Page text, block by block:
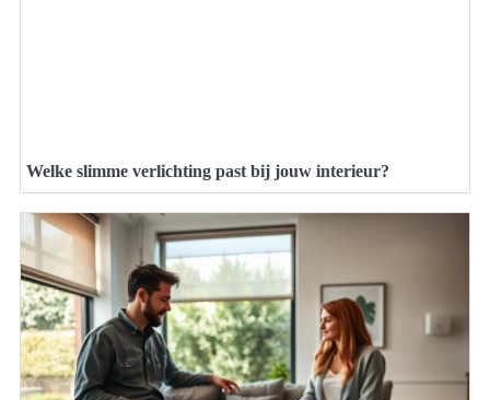
Welke slimme verlichting past bij jouw interieur?